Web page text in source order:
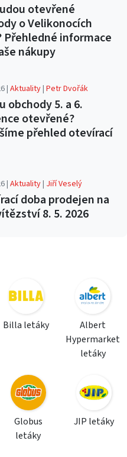
otevřené
o Velikonocích
Přehledné informace
nákupy
|Aktuality|Petr Dvořák
obchody 5. a 6.
otevřené?
přehled otevírací
|Aktuality| Jiří Veselý
doba prodejen na
8. 5. 2026
Billa letáky
Albert
Hypermarket
letáky
Globus
letáky
JIP letáky